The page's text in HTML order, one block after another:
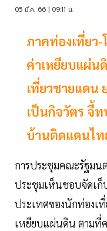
05 มี.ค. 66 | 09:11 น.
ภาคท่องเที่ยว-
ค่าเหยียบแผ่น
เที่ยวชายแดน
เป็นกิจวัตร จี้
บ้านติดแดนไท
การประชุมคณะรัฐม
ประชุมเห็นชอบจัดเก็
ประเทศของนักท่องเ
เหยียบแผ่นดิน ตามที่